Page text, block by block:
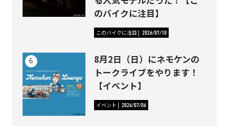
のバイクに注目】
このバイクに注目 2026/07/10
8月2日（日）にネモケンの
トークライブをやります！
【イベント】
イベント 2026/07/06